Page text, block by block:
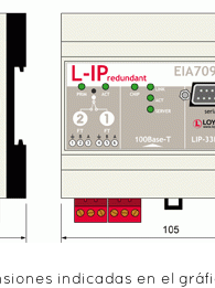
indicadas en el